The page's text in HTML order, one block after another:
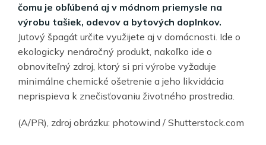
čomu je obľúbená aj v módnom priemysle na
výrobu tašiek, odevov a bytových doplnkov.
Jutový špagát určite využijete aj v domácnosti. Ide o
ekologicky nenáročný produkt, nakoľko ide o
obnoviteľný zdroj, ktorý si pri výrobe vyžaduje
minimálne chemické ošetrenie a jeho likvidácia
neprispieva k znečisťovaniu životného prostredia.
(A/PR), zdroj obrázku: photowind / Shutterstock.com